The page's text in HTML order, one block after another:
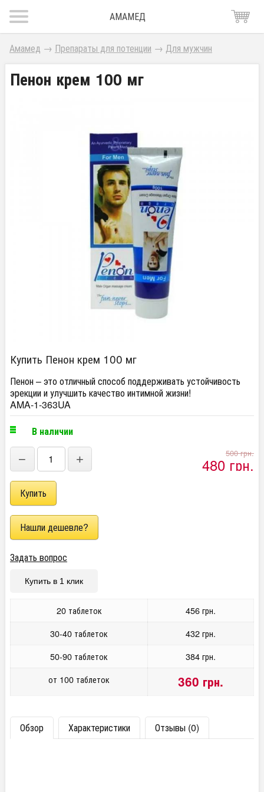
АМАМЕД
Амамед → Препараты для потенции → Для мужчин
Пенон крем 100 мг
Купить Пенон крем 100 мг
Пенон – это отличный способ поддерживать устойчивость
эрекции и улучшить качество интимной жизни!
AMA-1-363UA
В наличии
− + 500 грн.
480 грн.
Задать вопрос
Купить в 1 клик
20 таблеток
456 грн.
30-40 таблеток
432 грн.
50-90 таблеток
384 грн.
от 100 таблеток
360 грн.
Обзор Характеристики Отзывы (0)